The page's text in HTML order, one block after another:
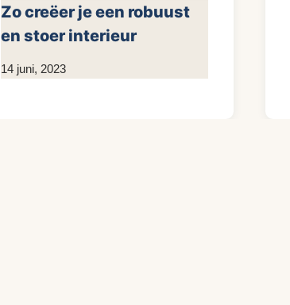
Zo creëer je een robuust
en stoer interieur
Door
14 juni, 2023